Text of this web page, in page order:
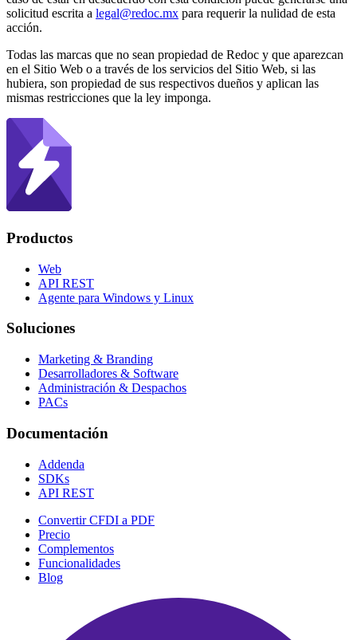
solicitud escrita a legal@redoc.mx para requerir la nulidad de esta
acción.
Todas las marcas que no sean propiedad de Redoc y que aparezcan
en el Sitio Web o a través de los servicios del Sitio Web, si las
hubiera, son propiedad de sus respectivos dueños y aplican las
mismas restricciones que la ley imponga.
Productos
Web
API REST
Agente para Windows y Linux
Soluciones
Marketing & Branding
Desarrolladores & Software
Administración & Despachos
PACs
Documentación
Addenda
SDKs
API REST
Convertir CFDI a PDF
Precio
Complementos
Funcionalidades
Blog